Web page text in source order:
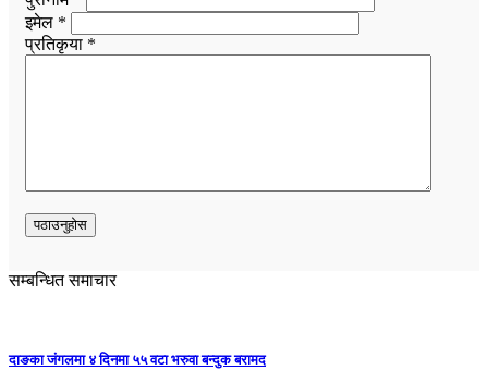
इमेल *
प्रतिकृया *
सम्बन्धित समाचार
दाङका जंगलमा ४ दिनमा ५५ वटा भरुवा बन्दुक बरामद